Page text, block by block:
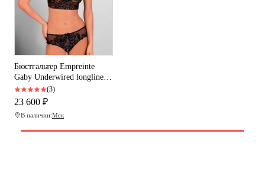
Бюстгальтер Empreinte
Gaby Underwired longline
bra (Noir)(3)
23 600 ₽
В наличии:Мск